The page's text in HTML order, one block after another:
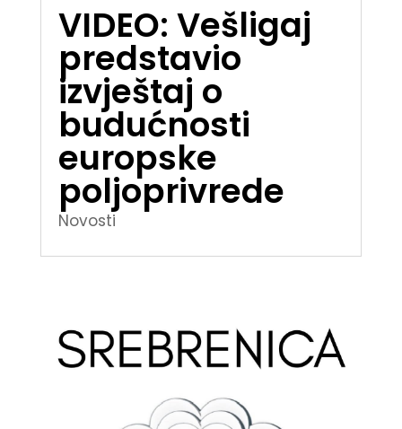
VIDEO: Vešligaj
predstavio
izvještaj o
budućnosti
europske
poljoprivrede
Novosti